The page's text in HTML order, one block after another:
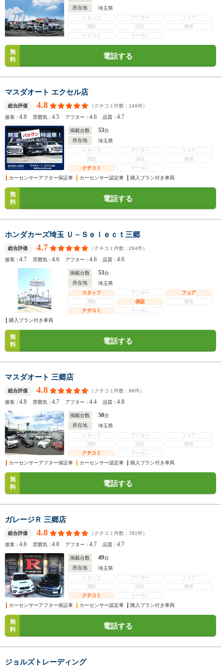
所在地
埼玉県
スタッフ
アフター
フェア
買取
保証
整備
クチコミ
クーポン
無
料
電話する
マスダオート エクセル店
総合評価 4.8 （クチコミ件数： 149件）
接客：4.8 雰囲気：4.5 アフター：4.6 品質：4.7
掲載台数 53台
所在地
埼玉県
スタッフ
アフター
フェア
買取
保証
整備
クチコミ
クーポン
カーセンサーアフター保証車
カーセンサー認定車 購入プラン付き車両
無
料
電話する
ホンダカーズ埼玉 Ｕ－Ｓｅｌｅｃｔ三郷
総合評価 4.7 （クチコミ件数： 284件）
接客：4.7 雰囲気：4.6 アフター：4.6 品質：4.6
掲載台数 53台
所在地
埼玉県
スタッフ
アフター
フェア
買取
保証
整備
クチコミ
クーポン
購入プラン付き車両
無
料
電話する
マスダオート 三郷店
総合評価 4.8 （クチコミ件数： 99件）
接客：4.8 雰囲気：4.7 アフター：4.4 品質：4.8
掲載台数 50台
所在地
埼玉県
スタッフ
アフター
フェア
買取
保証
整備
クチコミ
クーポン
カーセンサーアフター保証車
カーセンサー認定車 購入プラン付き車両
無
料
電話する
ガレージＲ 三郷店
総合評価 4.8 （クチコミ件数： 781件）
接客：4.8 雰囲気：4.8 アフター：4.7 品質：4.7
掲載台数 49台
所在地
埼玉県
スタッフ
アフター
フェア
買取
保証
整備
クチコミ
クーポン
カーセンサーアフター保証車
カーセンサー認定車 購入プラン付き車両
無
料
電話する
ジョルズトレーディング